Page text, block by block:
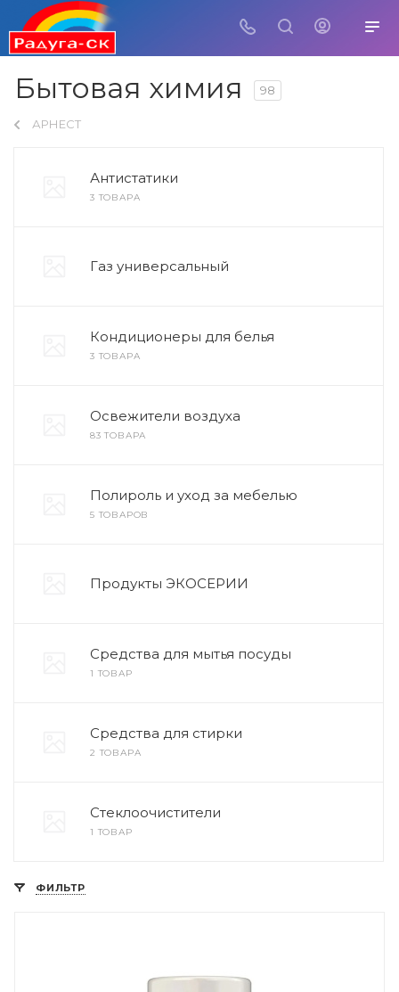
Бытовая химия 98
АРНЕСТ
Антистатики
3 ТОВАРА
Газ универсальный
Кондиционеры для белья
3 ТОВАРА
Освежители воздуха
83 ТОВАРА
Полироль и уход за мебелью
5 ТОВАРОВ
Продукты ЭКОСЕРИИ
Средства для мытья посуды
1 ТОВАР
Средства для стирки
2 ТОВАРА
Стеклоочистители
1 ТОВАР
ФИЛЬТР